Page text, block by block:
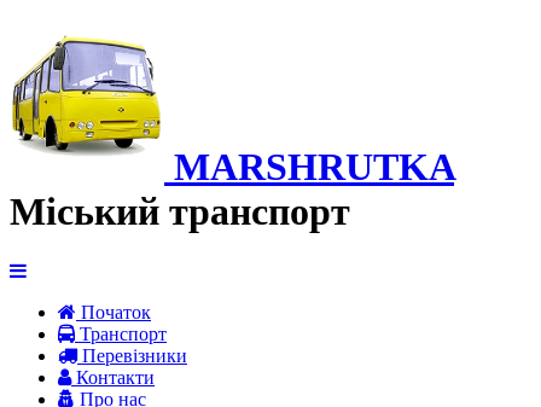
MARSHRUTKA
Міський транспорт
Початок
Транспорт
Перевiзники
Контакти
Про нас